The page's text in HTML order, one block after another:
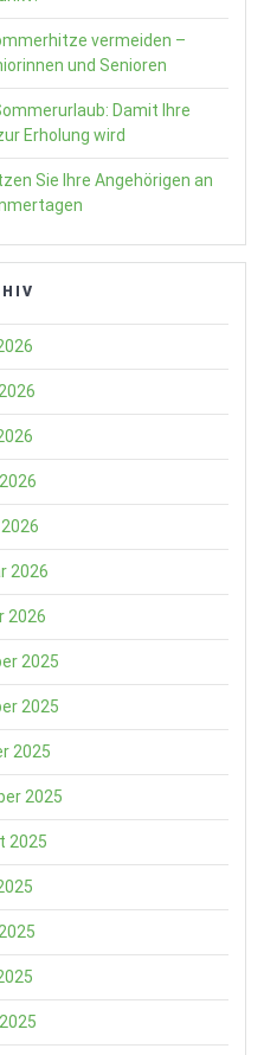
vermeiden –
und Senioren
Damit Ihre
Erholung wird
Sie Ihre Angehörigen an
2026
2026
2025
2025
2025
2025
2025